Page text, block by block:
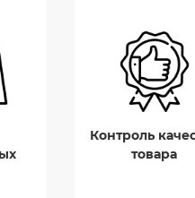
Контроль
товара